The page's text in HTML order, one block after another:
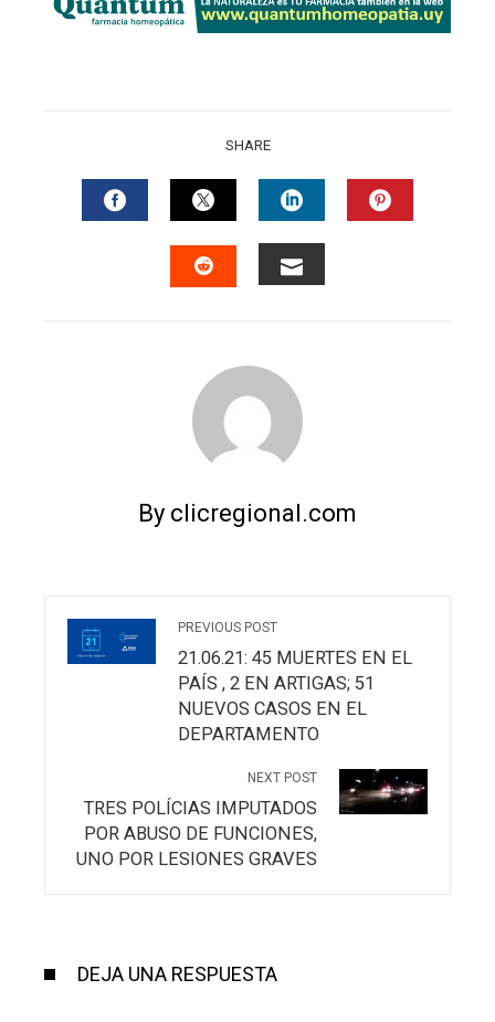
SHARE
FACEBOOKTWITTERLINKEDIN
By clicregional.com
PREVIOUS POST
21.06.21: 45 MUERTES EN EL
PAÍS , 2 EN ARTIGAS; 51
NUEVOS CASOS EN EL
DEPARTAMENTO
NEXT POST
TRES POLÍCIAS IMPUTADOS
POR ABUSO DE FUNCIONES,
UNO POR LESIONES GRAVES
DEJA UNA RESPUESTA